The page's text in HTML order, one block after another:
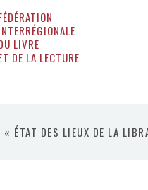
LIVRE
DE LA LECTURE
ÉTAT DES LIEUX DE LA